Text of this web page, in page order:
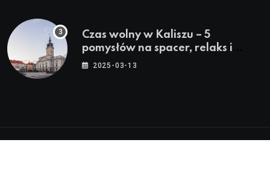
Czas wolny w Kaliszu – 5
pomysłów na spacer, relaks i
rodzinne atrakcje
2025-03-13